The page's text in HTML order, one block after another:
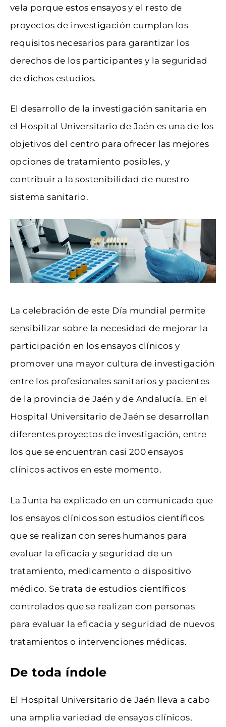
vela porque estos ensayos y el resto de
proyectos de investigación cumplan los
requisitos necesarios para garantizar los
derechos de los participantes y la seguridad
de dichos estudios.
El desarrollo de la investigación sanitaria en
el Hospital Universitario de Jaén es una de los
objetivos del centro para ofrecer las mejores
opciones de tratamiento posibles, y
contribuir a la sostenibilidad de nuestro
sistema sanitario.
La celebración de este Día mundial permite
sensibilizar sobre la necesidad de mejorar la
participación en los ensayos clínicos y
promover una mayor cultura de investigación
entre los profesionales sanitarios y pacientes
de la provincia de Jaén y de Andalucía. En el
Hospital Universitario de Jaén se desarrollan
diferentes proyectos de investigación, entre
los que se encuentran casi 200 ensayos
clínicos activos en este momento.
La Junta ha explicado en un comunicado que
los ensayos clínicos son estudios científicos
que se realizan con seres humanos para
evaluar la eficacia y seguridad de un
tratamiento, medicamento o dispositivo
médico. Se trata de estudios científicos
controlados que se realizan con personas
para evaluar la eficacia y seguridad de nuevos
tratamientos o intervenciones médicas.
De toda índole
El Hospital Universitario de Jaén lleva a cabo
una amplia variedad de ensayos clínicos,